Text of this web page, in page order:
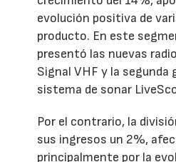
evolución positiva de
producto. En este
presentó las nuevas
Signal VHF y la segunda
sistema de sonar
Por el contrario, la
sus ingresos un 2%,
principalmente por la